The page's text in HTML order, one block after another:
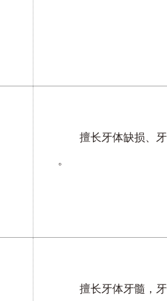
擅长牙体缺损、
。
擅长牙体牙髓，